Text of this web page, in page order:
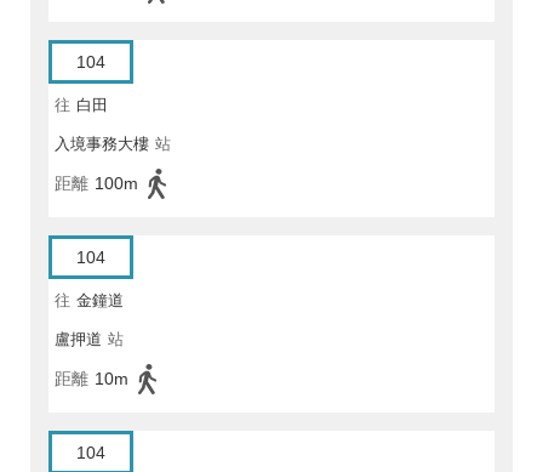
104
往 白田
入境事務大樓 站
距離 100m
104
往 金鐘道
盧押道 站
距離 10m
104